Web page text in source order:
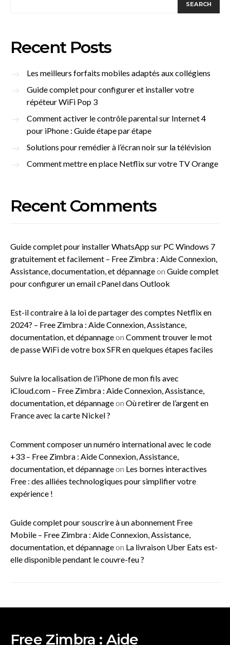
SEARCH
Recent Posts
Les meilleurs forfaits mobiles adaptés aux collégiens
Guide complet pour configurer et installer votre
répéteur WiFi Pop 3
Comment activer le contrôle parental sur Internet 4
pour iPhone : Guide étape par étape
Solutions pour remédier à l’écran noir sur la télévision
Comment mettre en place Netflix sur votre TV Orange
Recent Comments
Guide complet pour installer WhatsApp sur PC Windows 7
gratuitement et facilement – Free Zimbra : Aide Connexion,
Assistance, documentation, et dépannageon Guide complet
pour configurer un email cPanel dans Outlook
Est-il contraire à la loi de partager des comptes Netflix en
2024? – Free Zimbra : Aide Connexion, Assistance,
documentation, et dépannageon Comment trouver le mot
de passe WiFi de votre box SFR en quelques étapes faciles
Suivre la localisation de l’iPhone de mon fils avec
iCloud.com – Free Zimbra : Aide Connexion, Assistance,
documentation, et dépannageon Où retirer de l’argent en
France avec la carte Nickel ?
Comment composer un numéro international avec le code
+33 – Free Zimbra : Aide Connexion, Assistance,
documentation, et dépannageon Les bornes interactives
Free : des alliées technologiques pour simplifier votre
expérience !
Guide complet pour souscrire à un abonnement Free
Mobile – Free Zimbra : Aide Connexion, Assistance,
documentation, et dépannageon La livraison Uber Eats est-
elle disponible pendant le couvre-feu ?
Free Zimbra : Aide